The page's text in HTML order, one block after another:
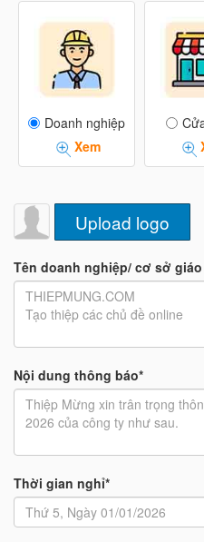
Doanh nghiệp
Xem
Upload logo
Tên doanh nghiệp/ cơ sở
Nội dung thông báo*
Thời gian nghỉ*